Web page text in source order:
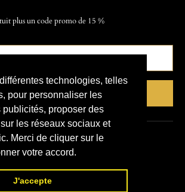
technologies, telles
pour personnaliser les
publicités, proposer des
les réseaux sociaux et
Merci de cliquer sur le
votre accord.
J'accepte
plus un code promo de 15 %
© 2026 Refuge Du Pirate.